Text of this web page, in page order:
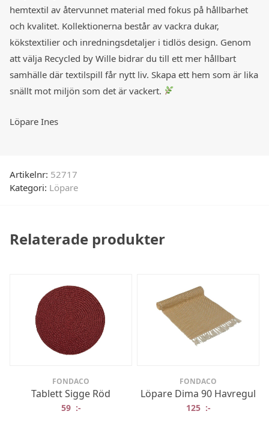
hemtextil av återvunnet material med fokus på hållbarhet
och kvalitet. Kollektionerna består av vackra dukar,
kökstextilier och inredningsdetaljer i tidlös design. Genom
att välja Recycled by Wille bidrar du till ett mer hållbart
samhälle där textilspill får nytt liv. Skapa ett hem som är lika
snällt mot miljön som det är vackert.
Löpare Ines
Artikelnr: 52717
Kategori: Löpare
Relaterade produkter
FONDACO
Tablett Sigge Röd
59 :-
FONDACO
Löpare Dima 90 Havregul
125 :-